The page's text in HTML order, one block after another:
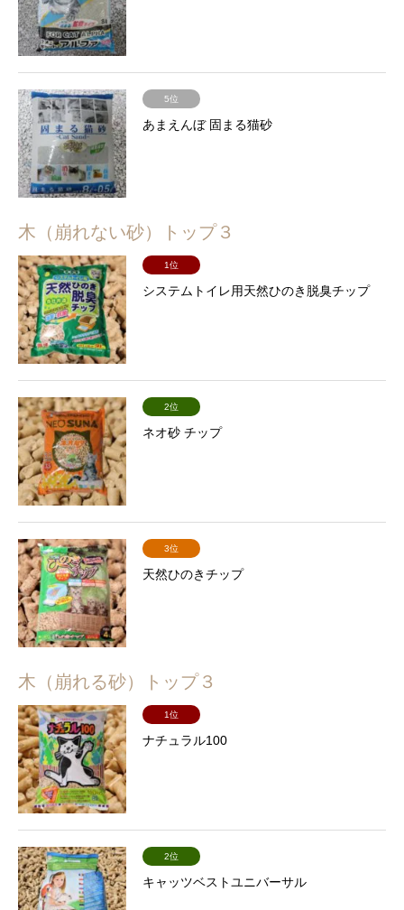
5位
あまえんぼ 固まる猫砂
木（崩れない砂）トップ３
1位
システムトイレ用天然ひのき脱臭チップ
2位
ネオ砂 チップ
3位
天然ひのきチップ
木（崩れる砂）トップ３
1位
ナチュラル100
2位
キャッツベストユニバーサル